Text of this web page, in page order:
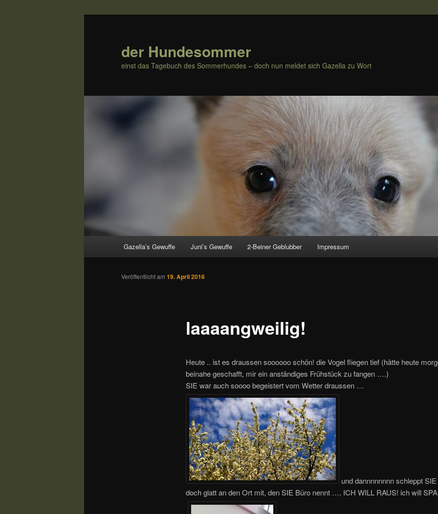
der Hundesommer
einst das Tagebuch des Sommerhundes – doch nun meldet sich Gazella zu Wort
Gazella’s Gewuffe Juni’s Gewuffe 2-Beiner Geblubber Impressum
laaaangweilig!
Veröffentlicht am 19. April 2016
Heute .. ist es draussen soooooo schön! die Vogel fliegen tief (hätte heute
beinahe geschafft, mir ein anständiges Frühstück zu fangen ….)
SIE war auch soooo begeistert vom Wetter draussen …
und dannnnnnnn schleppt
doch glatt an den Ort mit, den SIE Büro nennt …. ICH WILL RAUS! ich will